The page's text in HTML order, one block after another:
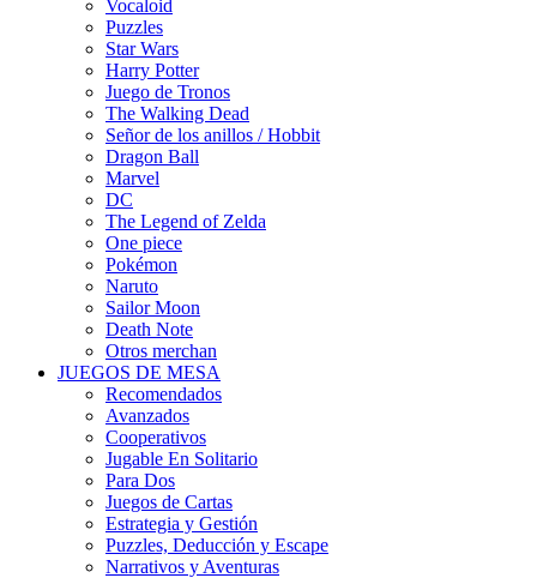
Vocaloid
Puzzles
Star Wars
Harry Potter
Juego de Tronos
The Walking Dead
Señor de los anillos / Hobbit
Dragon Ball
Marvel
DC
The Legend of Zelda
One piece
Pokémon
Naruto
Sailor Moon
Death Note
Otros merchan
JUEGOS DE MESA
Recomendados
Avanzados
Cooperativos
Jugable En Solitario
Para Dos
Juegos de Cartas
Estrategia y Gestión
Puzzles, Deducción y Escape
Narrativos y Aventuras